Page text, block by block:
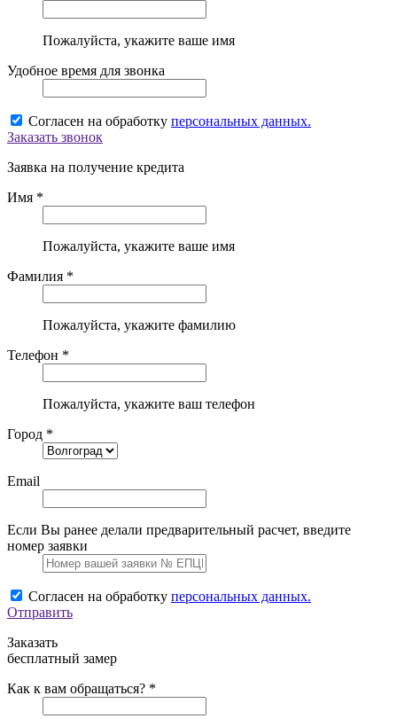
Пожалуйста, укажите ваше имя
Удобное время для звонка
Согласен на обработку персональных данных.
Заказать звонок
Заявка на получение кредита
Имя *
Пожалуйста, укажите ваше имя
Фамилия *
Пожалуйста, укажите фамилию
Телефон *
Пожалуйста, укажите ваш телефон
Город *
Email
Если Вы ранее делали предварительный расчет, введите
номер заявки
Согласен на обработку персональных данных.
Отправить
Заказать
бесплатный замер
Как к вам обращаться? *